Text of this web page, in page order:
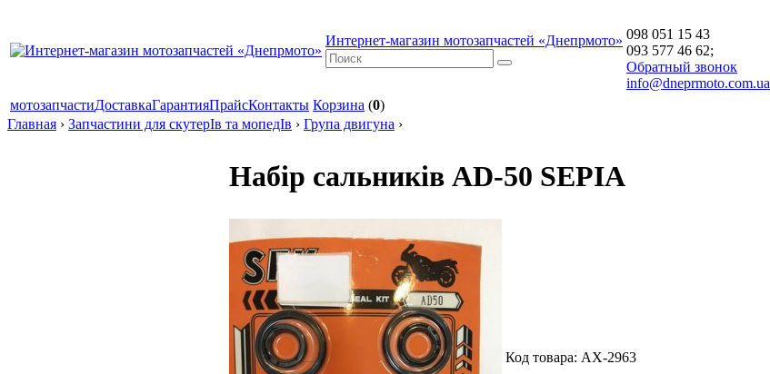
Интернет-магазин мотозапчастей «Днепрмото» 098 051 15 43
093 577 46 62;
Обратный звонок
info@dneprmoto.com.ua
мотозапчастиДоставкаГарантияПрайсКонтакты Корзина (0)
Главная › Запчастини для скутерІв та мопедІв › Група двигуна ›
Набір сальників AD-50 SEPIA
Код товара: AX-2963